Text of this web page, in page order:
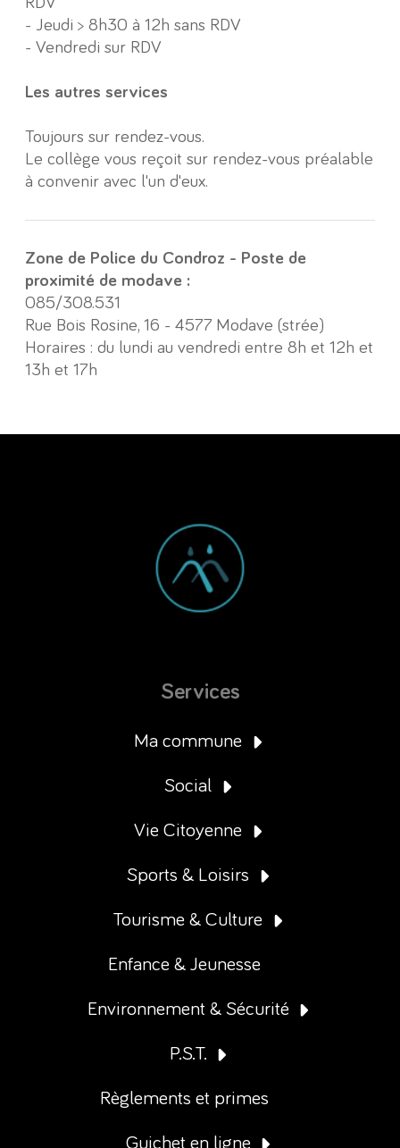
- Jeudi > 8h30 à 12h sans RDV
- Vendredi sur RDV
Les autres services
Toujours sur rendez-vous.
Le collège vous reçoit sur rendez-vous préalable
à convenir avec l'un d'eux.
Zone de Police du Condroz - Poste de
proximité de modave :
085/308.531
Rue Bois Rosine, 16 - 4577 Modave (strée)
Horaires : du lundi au vendredi entre 8h et 12h et
13h et 17h
Services
Ma commune
Social
Vie Citoyenne
Sports & Loisirs
Tourisme & Culture
Enfance & Jeunesse
Environnement & Sécurité
P.S.T.
Règlements et primes
Guichet en ligne